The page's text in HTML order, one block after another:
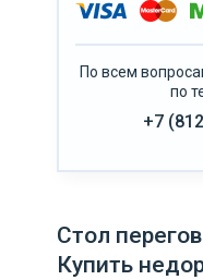
По всем
по
+7
Стол
Купить